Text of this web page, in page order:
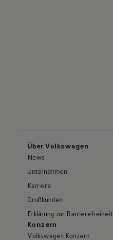
Über Volkswagen
News
Unternehmen
Karriere
Großkunden
Erklärung zur Barrierefreiheit
Konzern
Volkswagen Konzern